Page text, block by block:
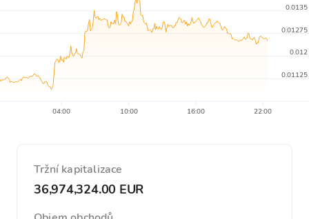
04:00 10:00 16:00 22:00
0.01125
0.012
0.01275
0.0135
Tržní kapitalizace
36,974,324.00 EUR